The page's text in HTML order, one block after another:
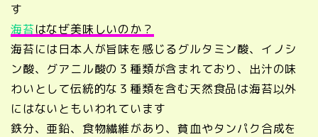
す
海苔はなぜ美味しいのか？
海苔には日本人が旨味を感じるグルタミン酸、イノシ
ン酸、グアニル酸の３種類が含まれており、出汁の味
わいとして伝統的な３種類を含む天然食品は海苔以外
にはないともいわれています
鉄分、亜鉛、食物繊維があり、貧血やタンパク合成を